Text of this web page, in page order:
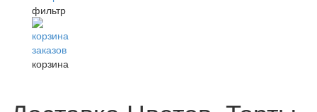
фильтр
корзина